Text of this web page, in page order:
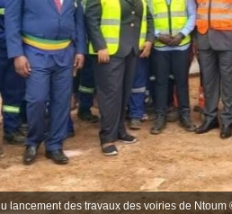
lancement des travaux des voiries de Ntoum